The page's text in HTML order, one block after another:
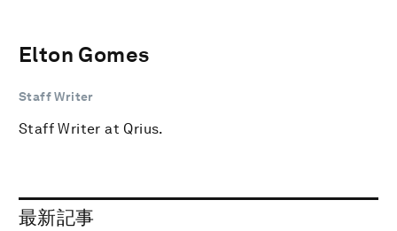
Elton Gomes
Staff Writer
Staff Writer at Qrius.
最新記事